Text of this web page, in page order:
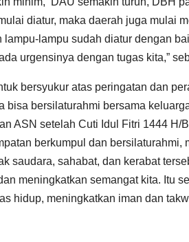
diatur, maka daerah juga mulai
lampu sudah diatur dengan
urgensinya dengan tugas kita,”
bersyukur atas peringatan dan
bersilaturahmi bersama
ASN setelah Cuti Idul Fitri 1444 H/
berkumpul dan bersilaturahmi,
saudara, sahabat, dan kerabat
meningkatkan semangat kita. Itu
hidup, meningkatkan iman dan